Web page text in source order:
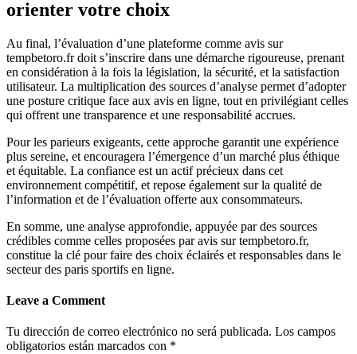
orienter votre choix
Au final, l’évaluation d’une plateforme comme avis sur
tempbetoro.fr doit s’inscrire dans une démarche rigoureuse, prenant
en considération à la fois la législation, la sécurité, et la satisfaction
utilisateur. La multiplication des sources d’analyse permet d’adopter
une posture critique face aux avis en ligne, tout en privilégiant celles
qui offrent une transparence et une responsabilité accrues.
Pour les parieurs exigeants, cette approche garantit une expérience
plus sereine, et encouragera l’émergence d’un marché plus éthique
et équitable. La confiance est un actif précieux dans cet
environnement compétitif, et repose également sur la qualité de
l’information et de l’évaluation offerte aux consommateurs.
En somme, une analyse approfondie, appuyée par des sources
crédibles comme celles proposées par avis sur tempbetoro.fr,
constitue la clé pour faire des choix éclairés et responsables dans le
secteur des paris sportifs en ligne.
Leave a Comment
Tu dirección de correo electrónico no será publicada. Los campos
obligatorios están marcados con *